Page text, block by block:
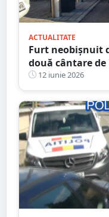
ACTUALITATE
Furt neobișnuit
două cântare de
găsite după ce
„activeze”
12 iunie 2026